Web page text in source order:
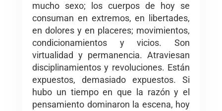
mucho sexo; los cuerpos de hoy se
consuman en extremos, en libertades,
en dolores y en placeres; movimientos,
condicionamientos y vicios. Son
virtualidad y permanencia. Atraviesan
disciplinamientos y revoluciones. Están
expuestos, demasiado expuestos. Si
hubo un tiempo en que la razón y el
pensamiento dominaron la escena, hoy